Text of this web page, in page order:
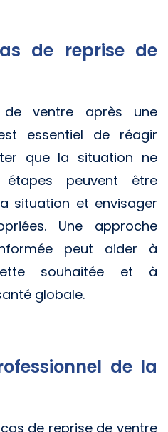
de reprise de
ventre après une
essentiel de réagir
que la situation ne
étapes peuvent être
situation et envisager
Une approche
peut aider à
souhaitée et à
globale.
de la
de reprise de ventre